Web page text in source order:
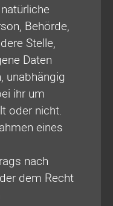
Behörde,
Stelle,
Daten
unabhängig
ihr um
oder nicht.
eines
nach
dem Recht